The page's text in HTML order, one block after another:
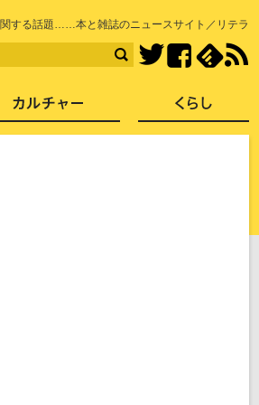
する話題……本と雑誌のニュースサイト／リテラ
TwitterFacebook
社会